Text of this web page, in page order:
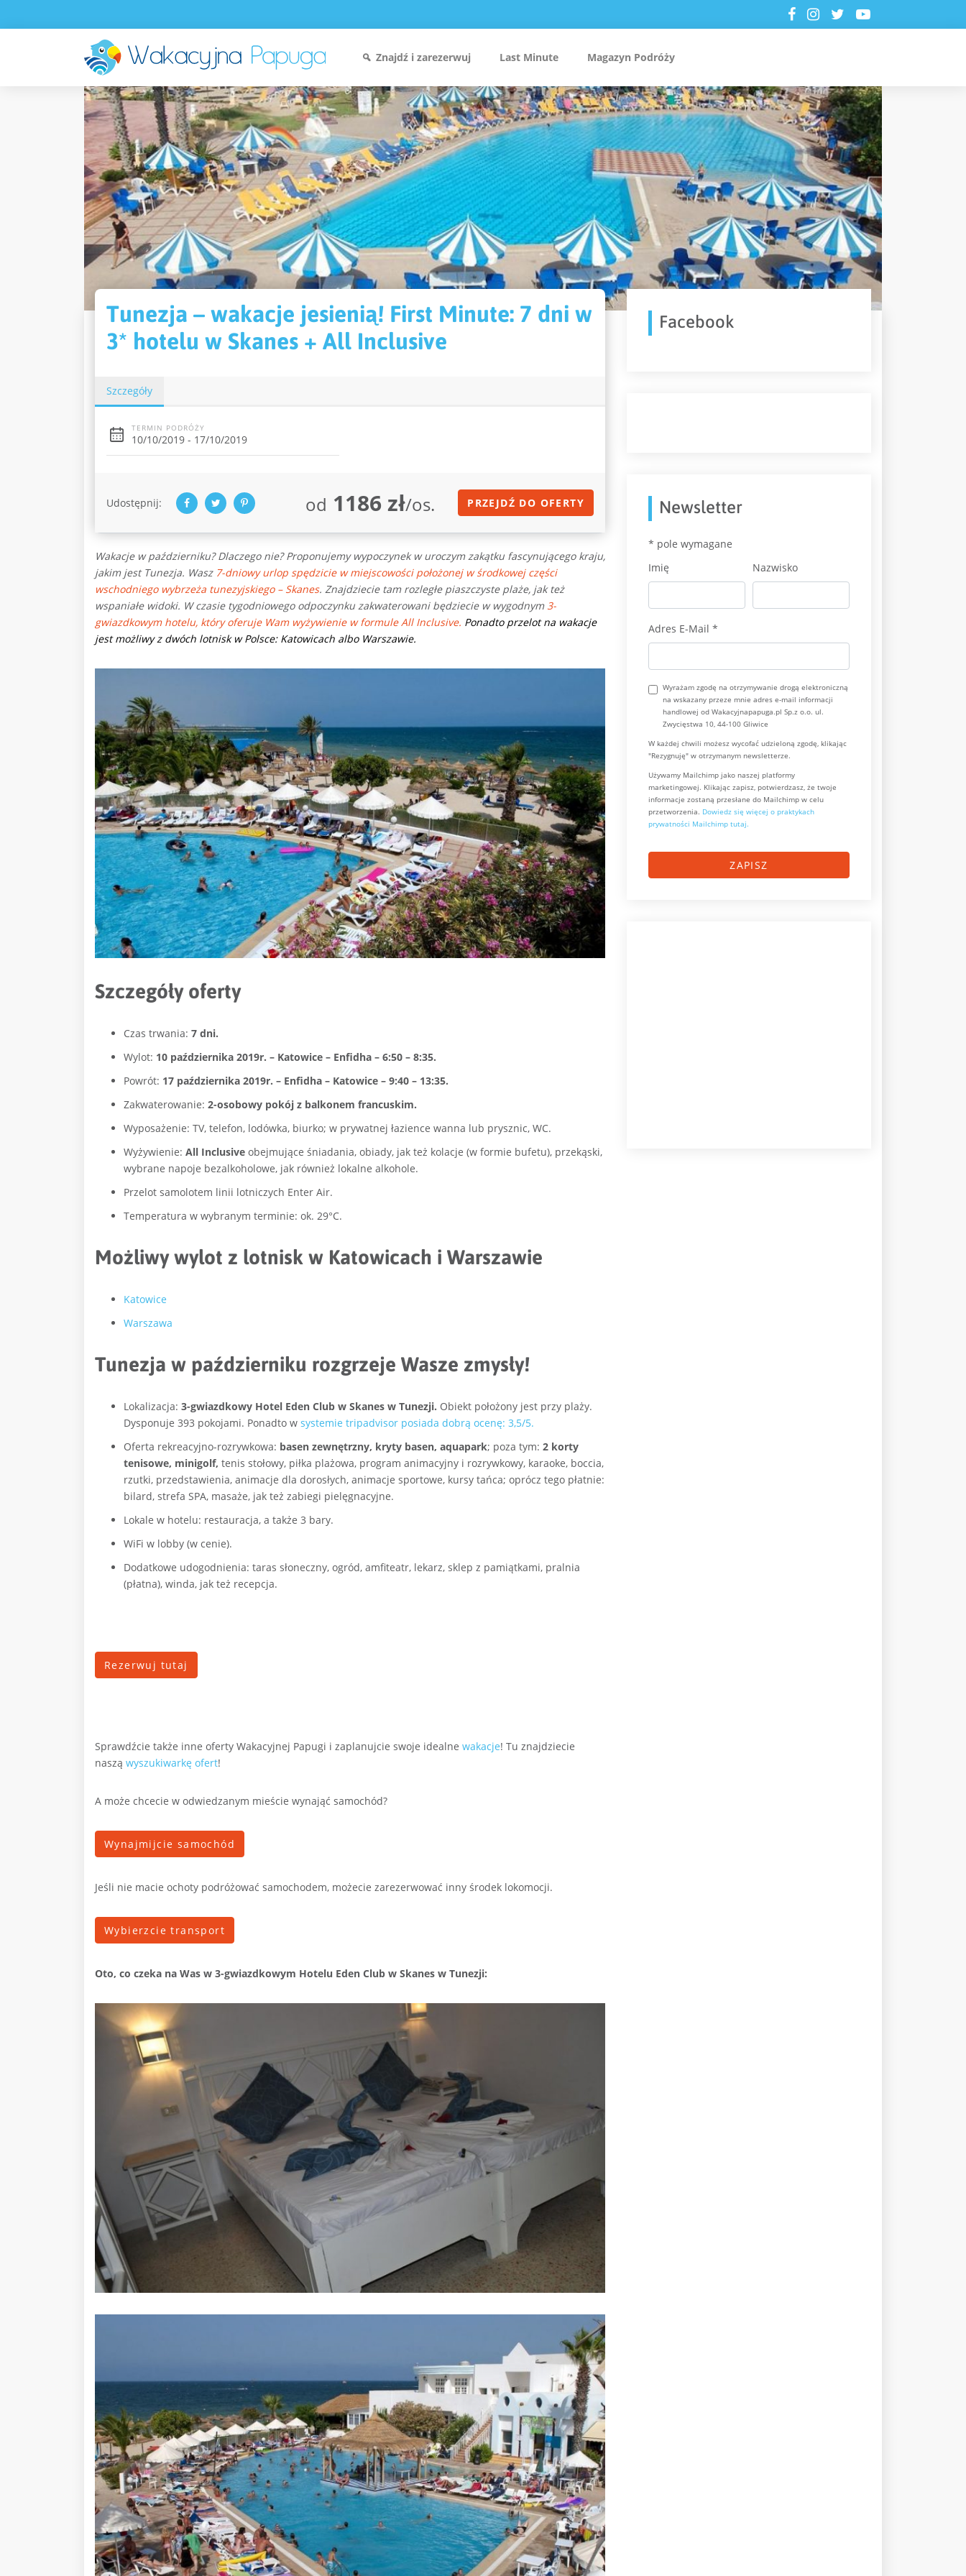
Znajdź i zarezerwuj Last Minute Magazyn Podróży
Tunezja – wakacje jesienią! First Minute: 7 dni w
3* hotelu w Skanes + All Inclusive
Szczegóły
TERMIN PODRÓŻY
10/10/2019 - 17/10/2019
Udostępnij: od 1186 zł/os. PRZEJDŹ DO OFERTY
Wakacje w październiku? Dlaczego nie? Proponujemy wypoczynek w uroczym zakątku fascynującego kraju,
jakim jest Tunezja. Wasz 7-dniowy urlop spędzicie w miejscowości położonej w środkowej części
wschodniego wybrzeża tunezyjskiego – Skanes. Znajdziecie tam rozległe piaszczyste plaże, jak też
wspaniałe widoki. W czasie tygodniowego odpoczynku zakwaterowani będziecie w wygodnym3-
gwiazdkowym hotelu, który oferuje Wam wyżywienie w formule All Inclusive. Ponadto przelot na wakacje
jest możliwy z dwóch lotnisk w Polsce: Katowicach albo Warszawie.
Szczegóły oferty
Czas trwania: 7 dni.
Wylot: 10 października 2019r. – Katowice – Enfidha – 6:50 – 8:35.
Powrót: 17 października 2019r. – Enfidha – Katowice – 9:40 – 13:35.
Zakwaterowanie: 2-osobowy pokój z balkonem francuskim.
Wyposażenie: TV, telefon, lodówka, biurko; w prywatnej łazience wanna lub prysznic, WC.
Wyżywienie: All Inclusive obejmujące śniadania, obiady, jak też kolacje (w formie bufetu), przekąski,
wybrane napoje bezalkoholowe, jak również lokalne alkohole.
Przelot samolotem linii lotniczych Enter Air.
Temperatura w wybranym terminie: ok. 29°C.
Możliwy wylot z lotnisk w Katowicach i Warszawie
Katowice
Warszawa
Tunezja w październiku rozgrzeje Wasze zmysły!
Lokalizacja: 3-gwiazdkowy Hotel Eden Club w Skanes w Tunezji. Obiekt położony jest przy plaży.
Dysponuje 393 pokojami. Ponadto w systemie tripadvisor posiada dobrą ocenę: 3,5/5.
Oferta rekreacyjno-rozrywkowa: basen zewnętrzny, kryty basen, aquapark; poza tym: 2 korty
tenisowe, minigolf, tenis stołowy, piłka plażowa, program animacyjny i rozrywkowy, karaoke, boccia,
rzutki, przedstawienia, animacje dla dorosłych, animacje sportowe, kursy tańca; oprócz tego płatnie:
bilard, strefa SPA, masaże, jak też zabiegi pielęgnacyjne.
Lokale w hotelu: restauracja, a także 3 bary.
WiFi w lobby (w cenie).
Dodatkowe udogodnienia: taras słoneczny, ogród, amfiteatr, lekarz, sklep z pamiątkami, pralnia
(płatna), winda, jak też recepcja.
Rezerwuj tutaj
Sprawdźcie także inne oferty Wakacyjnej Papugi i zaplanujcie swoje idealne wakacje! Tu znajdziecie
naszą wyszukiwarkę ofert!
A może chcecie w odwiedzanym mieście wynająć samochód?
Wynajmijcie samochód
Jeśli nie macie ochoty podróżować samochodem, możecie zarezerwować inny środek lokomocji.
Wybierzcie transport
Oto, co czeka na Was w 3-gwiazdkowym Hotelu Eden Club w Skanes w Tunezji:
Facebook
Newsletter
* pole wymagane
Imię
Nazwisko
Adres E-Mail *
Wyrażam zgodę na otrzymywanie drogą elektroniczną
na wskazany przeze mnie adres e-mail informacji
handlowej od Wakacyjnapapuga.pl Sp.z o.o. ul.
Zwycięstwa 10, 44-100 Gliwice
W każdej chwili możesz wycofać udzieloną zgodę, klikając
"Rezygnuję" w otrzymanym newsletterze.
Używamy Mailchimp jako naszej platformy
marketingowej. Klikając zapisz, potwierdzasz, że twoje
informacje zostaną przesłane do Mailchimp w celu
przetworzenia. Dowiedz się więcej o praktykach
prywatności Mailchimp tutaj.
ZAPISZ